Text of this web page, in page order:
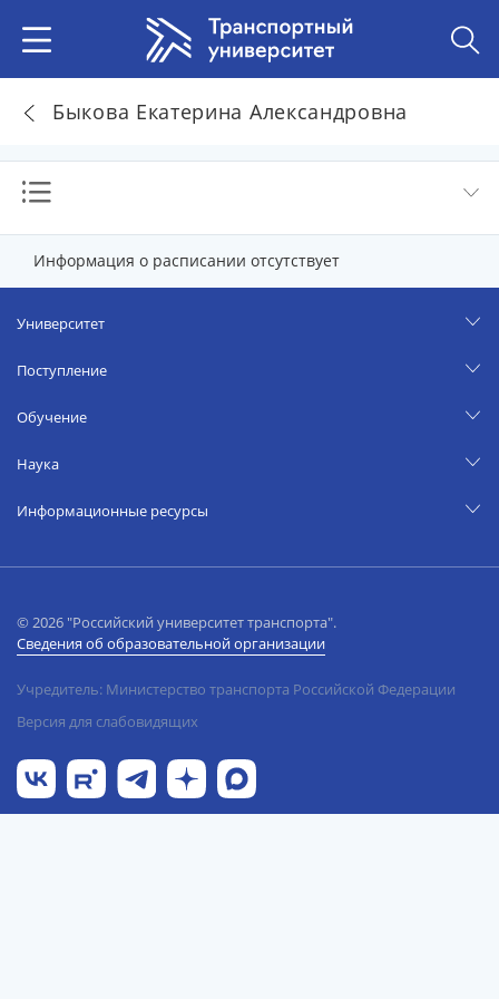
Быкова Екатерина Александровна
Информация о расписании отсутствует
Университет
Поступление
Обучение
Наука
Информационные ресурсы
© 2026 "Российский университет транспорта".
Сведения об образовательной организации
Учредитель: Министерство транспорта Российской Федерации
Версия для слабовидящих